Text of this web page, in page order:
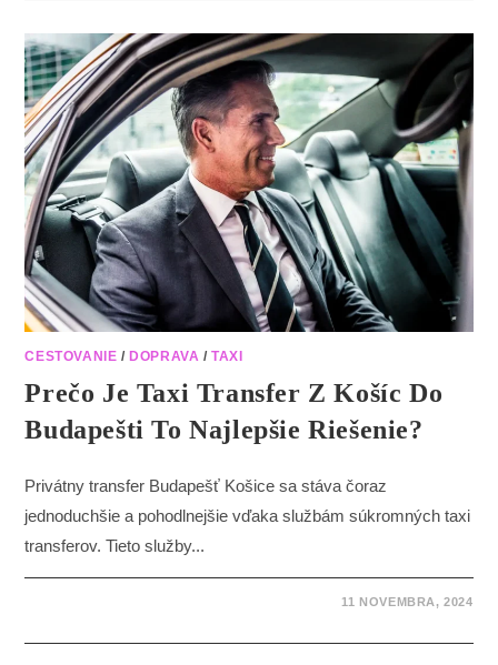
CESTOVANIE / DOPRAVA /TAXI
Prečo Je Taxi Transfer Z Košíc Do
Budapešti To Najlepšie Riešenie?
Privátny transfer Budapešť Košice sa stáva čoraz
jednoduchšie a pohodlnejšie vďaka službám súkromných taxi
transferov. Tieto služby...
11 NOVEMBRA, 2024